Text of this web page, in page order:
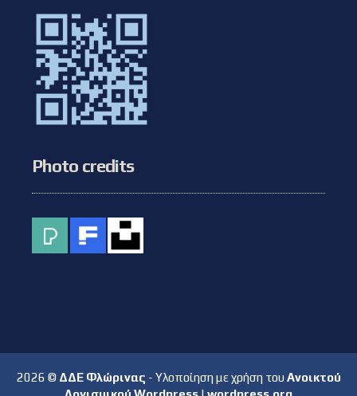
Photo credits
2026 © ΔΔΕ Φλώρινας - Υλοποίηση με χρήση του Ανοικτού